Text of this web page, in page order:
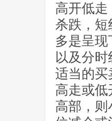
高开低
杀跌，
多是呈
以及分
适当的买
高走或
高部，